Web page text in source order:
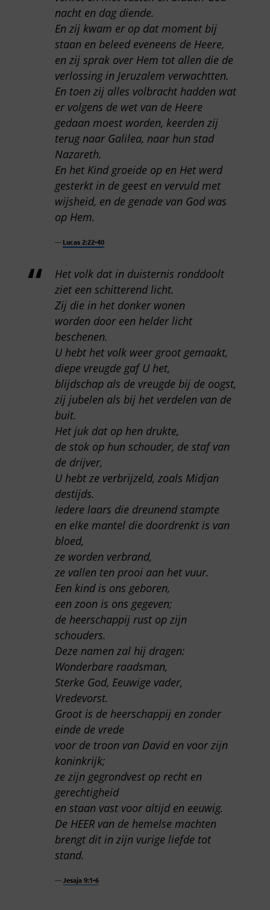
nacht en dag diende.
En zij kwam er op dat moment bij
staan en beleed eveneens de Heere,
en zij sprak over Hem tot allen die de
verlossing in Jeruzalem verwachtten.
En toen zij alles volbracht hadden wat
er volgens de wet van de Heere
gedaan moest worden, keerden zij
terug naar Galilea, naar hun stad
Nazareth.
En het Kind groeide op en Het werd
gesterkt in de geest en vervuld met
wijsheid, en de genade van God was
op Hem.
Lucas 2:22-40
Het volk dat in duisternis ronddoolt
ziet een schitterend licht.
Zij die in het donker wonen
worden door een helder licht
beschenen.
U hebt het volk weer groot gemaakt,
diepe vreugde gaf U het,
blijdschap als de vreugde bij de oogst,
zij jubelen als bij het verdelen van de
buit.
Het juk dat op hen drukte,
de stok op hun schouder, de staf van
de drijver,
U hebt ze verbrijzeld, zoals Midjan
destijds.
Iedere laars die dreunend stampte
en elke mantel die doordrenkt is van
bloed,
ze worden verbrand,
ze vallen ten prooi aan het vuur.
Een kind is ons geboren,
een zoon is ons gegeven;
de heerschappij rust op zijn
schouders.
Deze namen zal hij dragen:
Wonderbare raadsman,
Sterke God, Eeuwige vader,
Vredevorst.
Groot is de heerschappij en zonder
einde de vrede
voor de troon van David en voor zijn
koninkrijk;
ze zijn gegrondvest op recht en
gerechtigheid
en staan vast voor altijd en eeuwig.
De HEER van de hemelse machten
brengt dit in zijn vurige liefde tot
stand.
Jesaja 9:1-6